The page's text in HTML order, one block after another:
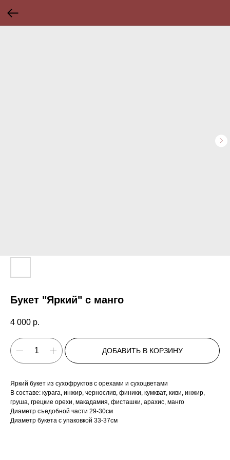
Букет "Яркий" с манго
4 000 р.
ДОБАВИТЬ В КОРЗИНУ
Яркий букет из сухофруктов с орехами и сухоцветами
В составе: курага, инжир, чернослив, финики, кумкват, киви, инжир,
груша, грецкие орехи, макадамия, фисташки, арахис, манго
Диаметр съедобной части 29-30см
Диаметр букета с упаковкой 33-37см